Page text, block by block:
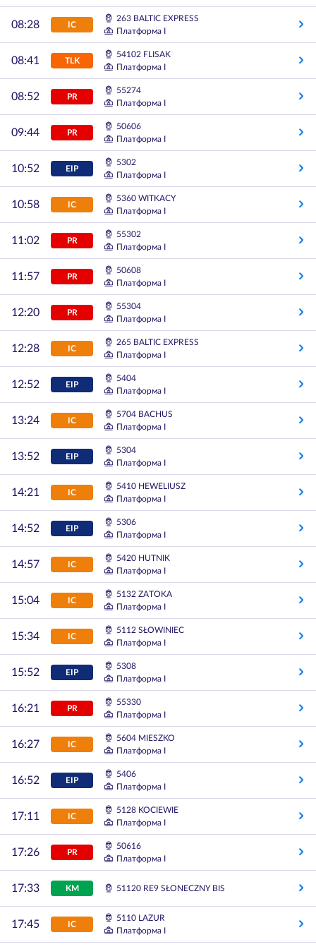
08:28 IC
263 BALTIC EXPRESS
Платформа I
08:41 TLK
54102 FLISAK
Платформа I
08:52 PR
55274
Платформа I
09:44 PR
50606
Платформа I
10:52 EIP
5302
Платформа I
10:58 IC
5360 WITKACY
Платформа I
11:02 PR
55302
Платформа I
11:57 PR
50608
Платформа I
12:20 PR
55304
Платформа I
12:28 IC
265 BALTIC EXPRESS
Платформа I
12:52 EIP
5404
Платформа I
13:24 IC
5704 BACHUS
Платформа I
13:52 EIP
5304
Платформа I
14:21 IC
5410 HEWELIUSZ
Платформа I
14:52 EIP
5306
Платформа I
14:57 IC
5420 HUTNIK
Платформа I
15:04 IC
5132 ZATOKA
Платформа I
15:34 IC
5112 SŁOWINIEC
Платформа I
15:52 EIP
5308
Платформа I
16:21 PR
55330
Платформа I
16:27 IC
5604 MIESZKO
Платформа I
16:52 EIP
5406
Платформа I
17:11 IC
5128 KOCIEWIE
Платформа I
17:26 PR
50616
Платформа I
17:33 KM 51120 RE9 SŁONECZNY BIS
17:45 IC
5110 LAZUR
Платформа I